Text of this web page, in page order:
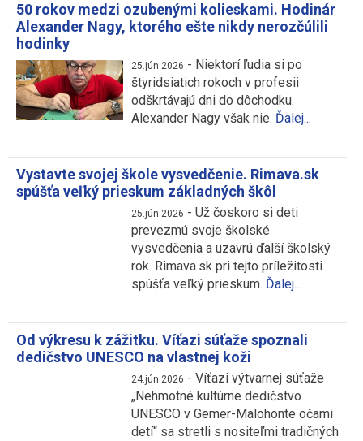
50 rokov medzi ozubenými kolieskami. Hodinár
Alexander Nagy, ktorého ešte nikdy nerozčúlili
hodinky
25.jún.2026 - Niektorí ľudia si po
štyridsiatich rokoch v profesii
odškrtávajú dni do dôchodku.
Alexander Nagy však nie. Ďalej...
Vystavte svojej škole vysvedčenie. Rimava.sk
spúšťa veľký prieskum základných škôl
25.jún.2026 - Už čoskoro si deti
prevezmú svoje školské
vysvedčenia a uzavrú ďalší školský
rok. Rimava.sk pri tejto príležitosti
spúšťa veľký prieskum. Ďalej...
Od výkresu k zážitku. Víťazi súťaže spoznali
dedičstvo UNESCO na vlastnej koži
24.jún.2026 - Víťazi výtvarnej súťaže
„Nehmotné kultúrne dedičstvo
UNESCO v Gemer-Malohonte očami
detí“ sa stretli s nositeľmi tradičných